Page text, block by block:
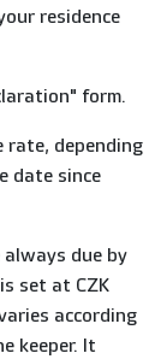
residence
form.
depending
date since
always due by
set at CZK
according
keeper. It